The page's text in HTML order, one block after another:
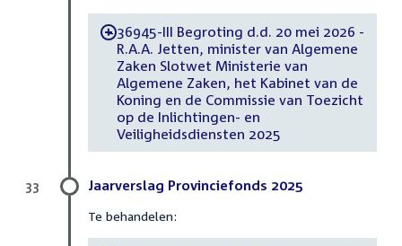
-36945-III Begroting d.d. 20 mei 2026 -
R.A.A. Jetten, minister van Algemene
Zaken Slotwet Ministerie van
Algemene Zaken, het Kabinet van de
Koning en de Commissie van Toezicht
op de Inlichtingen- en
Veiligheidsdiensten 2025
Jaarverslag Provinciefonds 2025
Te behandelen:
33